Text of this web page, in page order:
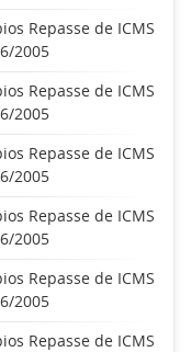
Repasse de ICMS
2005
Repasse de ICMS
2005
Repasse de ICMS
2005
Repasse de ICMS
2005
Repasse de ICMS
2005
Repasse de ICMS